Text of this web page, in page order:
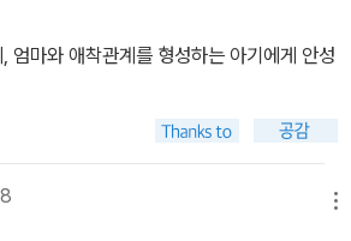
사랑받는 이유가 여기에 있다. 바로 생동감
야기가 잘 어우러진 그림책 『우리 엄마 맞
안정까지 반영한 뛰어난 고전이라는 점이다.
일이 생겨 ‘엄만 새엄마야!’라고 말할 때 이
닮은 외모뿐만 아니라 사랑하는 마음으로
그 울타리 안에 내가 존재한다는 사실을
엄마와 애착관계를 형성하는 아기에게 안성